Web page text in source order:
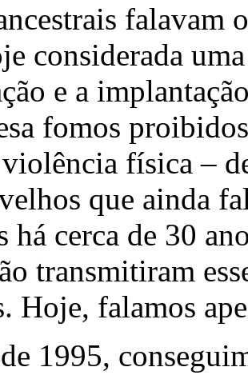
considerada
e a
fomos
física –
que ainda
há cerca de 30
transmitiram
Hoje, falamos
1995,